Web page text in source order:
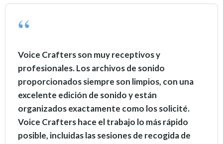
Voice Crafters son muy receptivos y
profesionales. Los archivos de sonido
proporcionados siempre son limpios, con una
excelente edición de sonido y están
organizados exactamente como los solicité.
Voice Crafters hace el trabajo lo más rápido
posible, incluidas las sesiones de recogida de